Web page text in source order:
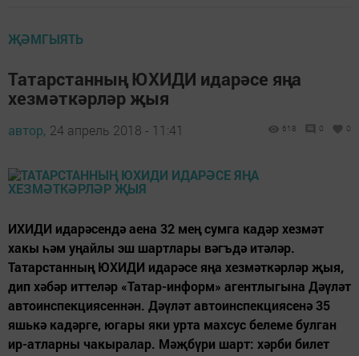
ҖӘМГЫЯТЬ
Татарстанның ЮХИДИ идарәсе яңа
хезмәткәрләр җыя
автор, 24 апрель 2018 - 11:41 618 0 0
ИХИДИ идарәсендә аена 32 мең сумга кадәр хезмәт
хакы һәм уңайлы эш шартлары вәгъдә итәләр.
Татарстанның ЮХИДИ идарәсе яңа хезмәткәрләр җыя,
дип хәбәр иттеләр «Татар-информ» агентлыгына Дәүләт
автоинспекциясеннән. Дәүләт автоинспекциясенә 35
яшькә кадәрге, югары яки урта махсус белеме булган
ир-атларны чакыралар. Мәҗбүри шарт: хәрби билет